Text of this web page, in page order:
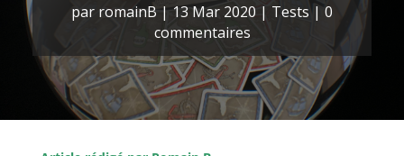
par romainB |13 Mar 2020 | Tests| 0
commentaires